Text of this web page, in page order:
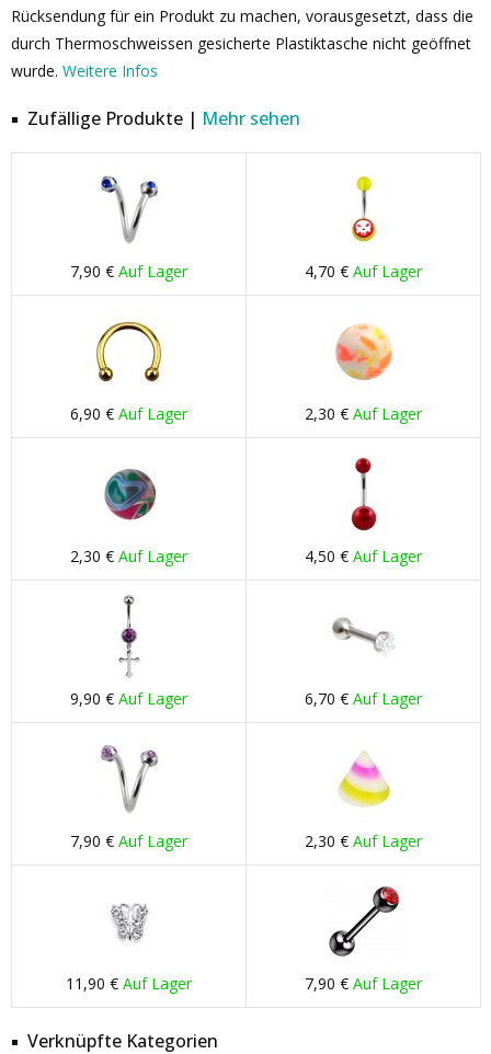
Rücksendung für ein Produkt zu machen, vorausgesetzt, dass die
durch Thermoschweissen gesicherte Plastiktasche nicht geöffnet
wurde. Weitere Infos
Zufällige Produkte | Mehr sehen
7,90 € Auf Lager 4,70 € Auf Lager
6,90 € Auf Lager 2,30 € Auf Lager
2,30 € Auf Lager 4,50 € Auf Lager
9,90 € Auf Lager 6,70 € Auf Lager
7,90 € Auf Lager 2,30 € Auf Lager
11,90 € Auf Lager 7,90 € Auf Lager
Verknüpfte Kategorien